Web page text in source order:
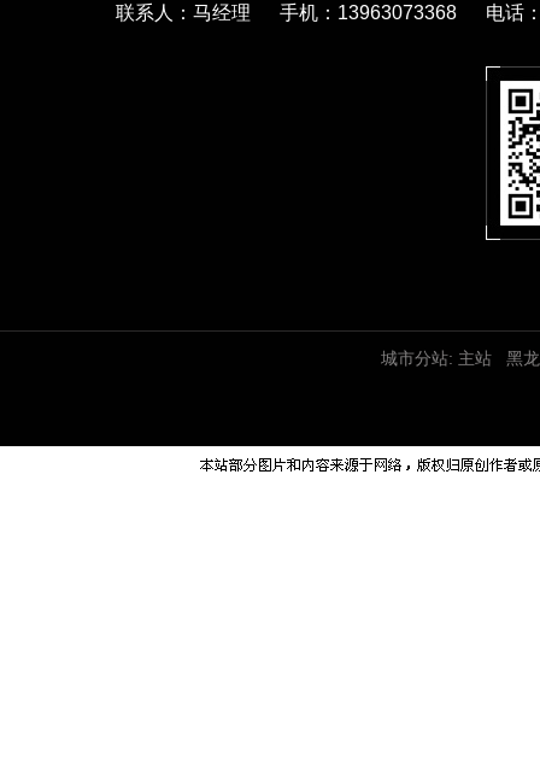
联系人：马经理 手机：13963073368 电话
城市分站: 主站 黑